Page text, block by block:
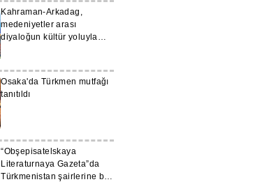
Kahraman-Arkadag,
medeniyetler arası
diyaloğun kültür yoluyla
Osaka'da Türkmen mutfağı
tanıtıldı
“Obşepisatelskaya
Literaturnaya Gazeta”da
Türkmenistan şairlerine bir